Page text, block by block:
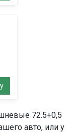
72.5+0,5
авто, или у